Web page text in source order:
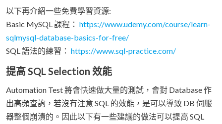
以下再介紹一些免費學習資源:
Basic MySQL 課程： https://www.udemy.com/course/learn-
sqlmysql-database-basics-for-free/
SQL 語法的練習： https://www.sql-practice.com/
提高 SQL Selection 效能
Automation Test 將會快速做大量的測試，會對 Database 作
出高頻查詢，若沒有注意 SQL 的效能，是可以導致 DB 伺服
器整個崩潰的。因此以下有一些建議的做法可以提高 SQL